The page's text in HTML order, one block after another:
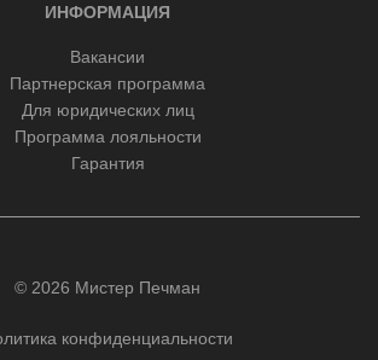
ИНФОРМАЦИЯ
Вакансии
Партнерская программа
Для юридических лиц
Программа лояльности
Гарантия
© 2026 Мистер Печман
конфиденциальности